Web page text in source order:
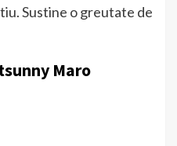
Sustine o greutate de
Maro